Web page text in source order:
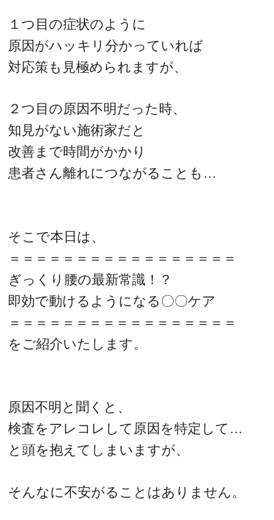
１つ目の症状のように
原因がハッキリ分かっていれば
対応策も見極められますが、
２つ目の原因不明だった時、
知見がない施術家だと
改善まで時間がかかり
患者さん離れにつながることも…
そこで本日は、
＝＝＝＝＝＝＝＝＝＝＝＝＝＝＝＝＝
ぎっくり腰の最新常識！？
即効で動けるようになる〇〇ケア
＝＝＝＝＝＝＝＝＝＝＝＝＝＝＝＝＝
をご紹介いたします。
原因不明と聞くと、
検査をアレコレして原因を特定して…
と頭を抱えてしまいますが、
そんなに不安がることはありません。